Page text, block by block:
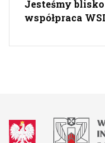
Jesteśmy
współpraca